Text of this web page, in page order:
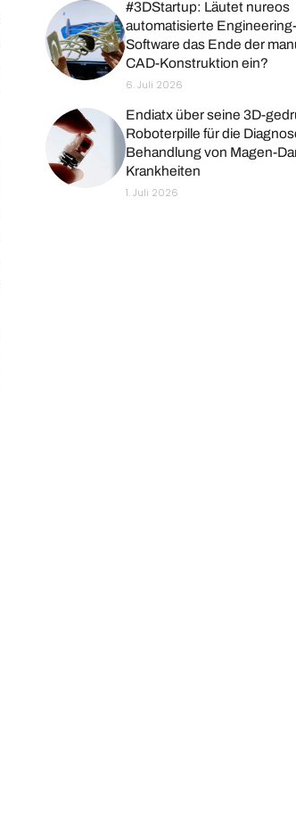
#3DStartup: Läutet nureos
automatisierte Engineering-
Software das Ende der
CAD-Konstruktion ein?
6. Juli 2026
Endiatx über seine 3D-
Roboterpille für die
Behandlung von Magen-
Krankheiten
1. Juli 2026